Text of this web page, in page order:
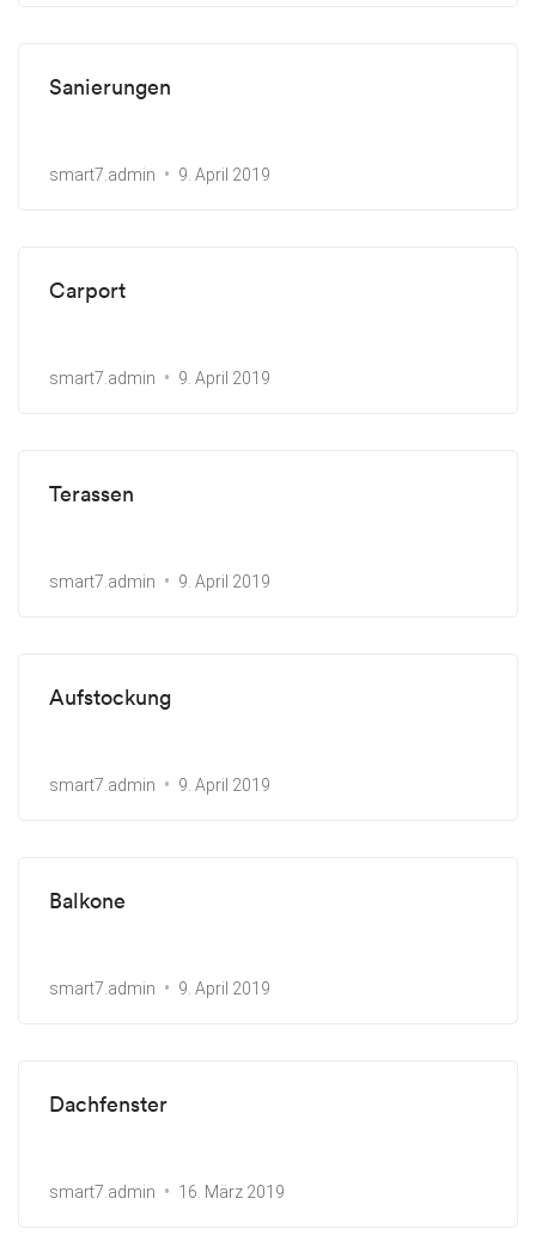
Sanierungen
smart7.admin 9. April 2019
Carport
smart7.admin 9. April 2019
Terassen
smart7.admin 9. April 2019
Aufstockung
smart7.admin 9. April 2019
Balkone
smart7.admin 9. April 2019
Dachfenster
smart7.admin 16. März 2019